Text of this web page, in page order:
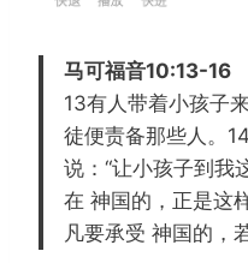
e
i
n
d
1
5
s
l
y
o
w
a
r
d
1
5
马可福音10:13-16
13有人带着小孩子
徒便责备那些人。
说：“让小孩子到我
在 神国的，正是这
凡要承受 神国的，